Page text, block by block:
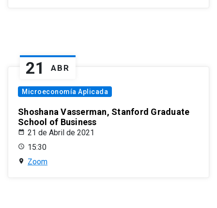
21 ABR
Microeconomía Aplicada
Shoshana Vasserman, Stanford Graduate
School of Business
21 de Abril de 2021
15:30
Zoom